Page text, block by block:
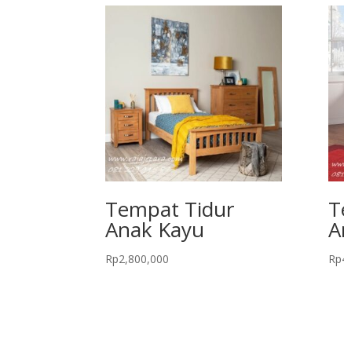
Tempat Tidur
Anak Kayu
Rp2,800,000 Rp